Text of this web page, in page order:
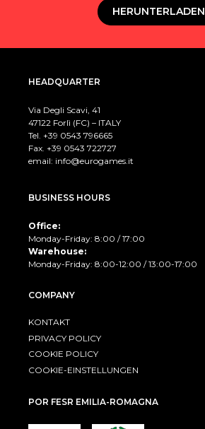
HERUNTERLADEN
HEADQUARTER
Via Degli Scavi, 41
47122 Forlì (FC) – ITALY
Tel. +39 0543 796665
Fax. +39 0543 722727
email: info@eurogames.it
BUSINESS HOURS
Office:
Monday-Friday: 8:00 / 17:00
Warehouse:
Monday-Friday: 8:00-12:00 / 13:00-17:00
COMPANY
KONTAKT
PRIVACY POLICY
COOKIE POLICY
COOKIE-EINSTELLUNGEN
POR FESR EMILIA-ROMAGNA